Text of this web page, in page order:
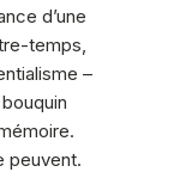
d’une
temps,
–
peuvent.